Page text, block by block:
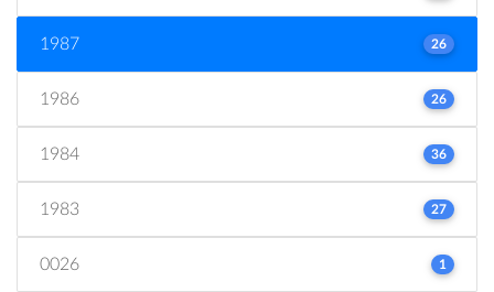
1987 26
1986 26
1984 36
1983 27
0026 1